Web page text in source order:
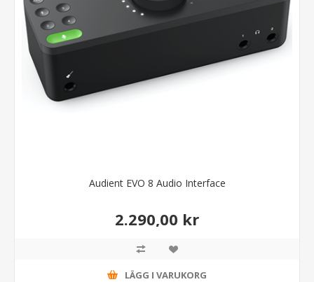
Audient EVO 8 Audio Interface
2.290,00 kr
LÄGG I VARUKORG